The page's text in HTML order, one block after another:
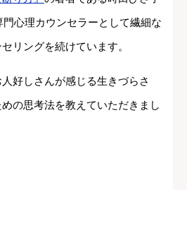
心理カウンセラーとして繊細な
リングを続けています。
好しさんが感じる生きづらさ
の思考法を教えていただきまし